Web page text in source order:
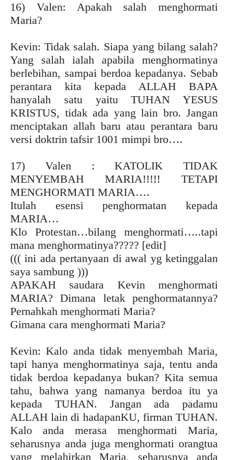
16) Valen: Apakah salah menghormati
Maria?
Kevin: Tidak salah. Siapa yang bilang salah?
Yang salah ialah apabila menghormatinya
berlebihan, sampai berdoa kepadanya. Sebab
perantara kita kepada ALLAH BAPA
hanyalah satu yaitu TUHAN YESUS
KRISTUS, tidak ada yang lain bro. Jangan
menciptakan allah baru atau perantara baru
versi doktrin tafsir 1001 mimpi bro….
17) Valen : KATOLIK TIDAK
MENYEMBAH MARIA!!!!! TETAPI
MENGHORMATI MARIA….
Itulah esensi penghormatan kepada
MARIA…
Klo Protestan…bilang menghormati…..tapi
mana menghormatinya????? [edit]
((( ini ada pertanyaan di awal yg ketinggalan
saya sambung )))
APAKAH saudara Kevin menghormati
MARIA? Dimana letak penghormatannya?
Pernahkah menghormati Maria?
Gimana cara menghormati Maria?
Kevin: Kalo anda tidak menyembah Maria,
tapi hanya menghormatinya saja, tentu anda
tidak berdoa kepadanya bukan? Kita semua
tahu, bahwa yang namanya berdoa itu ya
kepada TUHAN. Jangan ada padamu
ALLAH lain di hadapanKU, firman TUHAN.
Kalo anda merasa menghormati Maria,
seharusnya anda juga menghormati orangtua
yang melahirkan Maria, seharusnya anda